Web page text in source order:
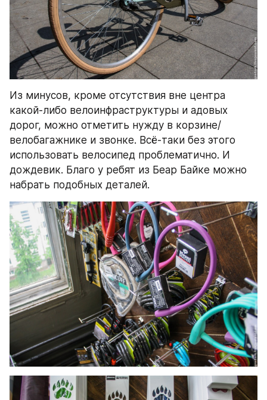
Из минусов, кроме отсутствия вне центра
какой-либо велоинфраструктуры и адовых
дорог, можно отметить нужду в корзине/
велобагажнике и звонке. Всё-таки без этого
использовать велосипед проблематично. И
дождевик. Благо у ребят из Беар Байке можно
набрать подобных деталей.